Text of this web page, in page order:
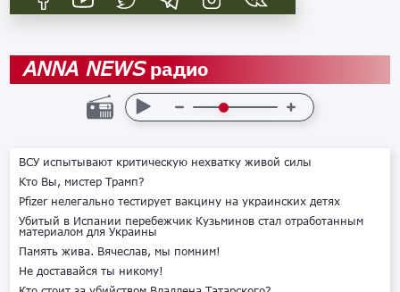
ANNA NEWSрадио
ВСУ испытывают критическую нехватку живой силы
Кто Вы, мистер Трамп?
Pfizer нелегально тестирует вакцину на украинских детях
Убитый в Испании перебежчик Кузьминов стал отработанным
материалом для Украины
Память жива. Вячеслав, мы помним!
Не доставайся ты никому!